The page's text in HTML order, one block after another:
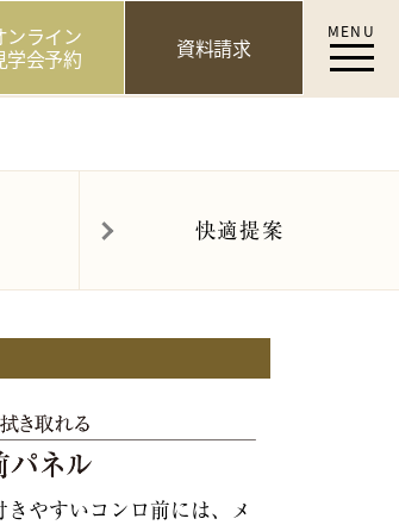
ンライン
学会予約 資料請求
MENU
快適提案
やすいコンロ前には、メ